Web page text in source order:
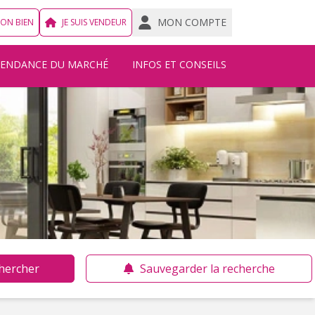
BIEN JE SUIS VENDEUR MON COMPTE
DU MARCHÉ INFOS ET CONSEILS
Sauvegarder la recherche